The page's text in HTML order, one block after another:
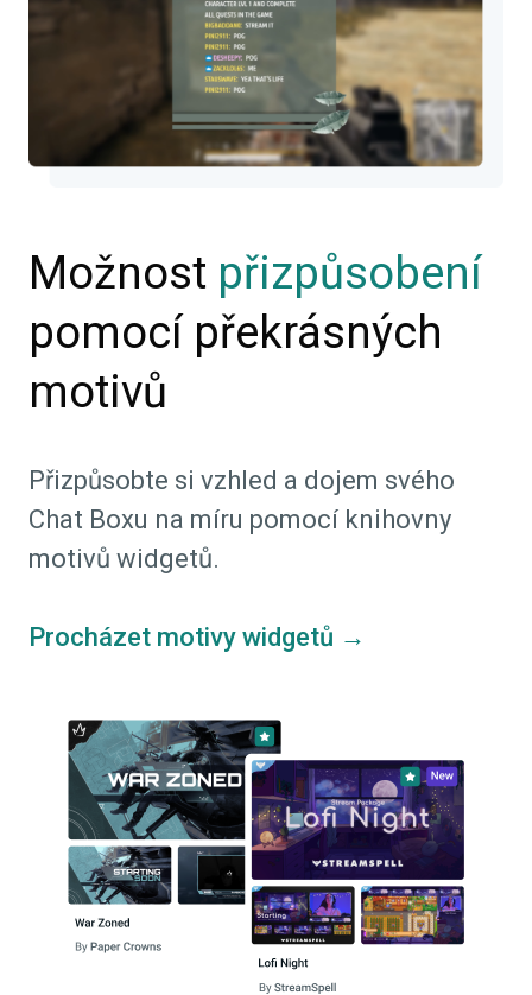
Možnost přizpůsobení
pomocí překrásných
motivů
Přizpůsobte si vzhled a dojem svého
Chat Boxu na míru pomocí knihovny
motivů widgetů.
Procházet motivy widgetů →